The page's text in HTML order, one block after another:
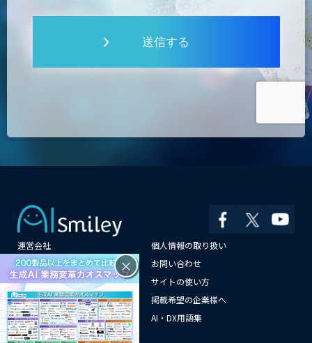
送信する
運営会社
個人情報の取り扱い
よくある質問
お問い合わせ
メールマガジン登録
サイトの使い方
情報提供はこちらから
掲載希望の企業様へ
AI企業一覧
AI・DX用語集
サイトマップ
×